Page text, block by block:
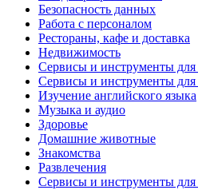
Безопасность данных
Работа с персоналом
Рестораны, кафе и доставка
Недвижимость
Сервисы и инструменты для
Сервисы и инструменты для
Изучение английского языка
Музыка и аудио
Здоровье
Домашние животные
Знакомства
Развлечения
Сервисы и инструменты для